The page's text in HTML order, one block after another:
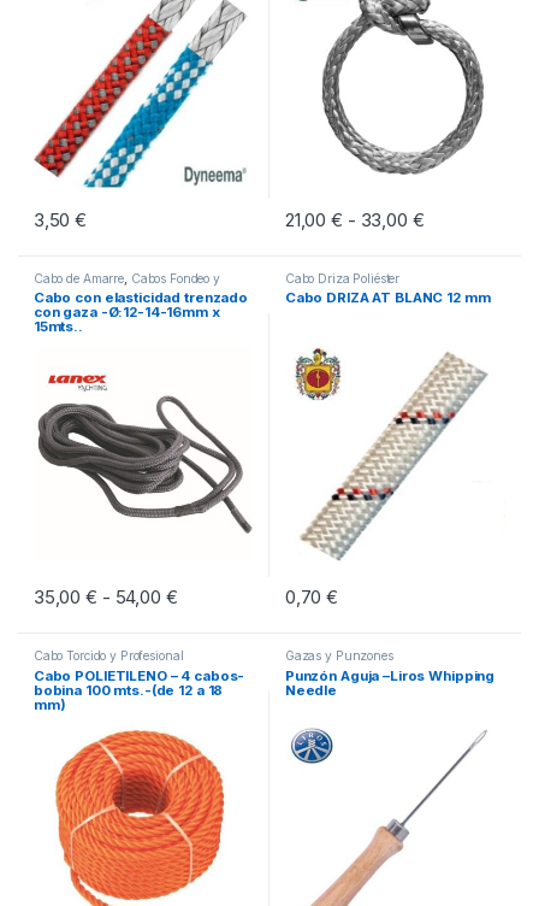
3,50€
Este producto tiene múltiples variantes. Las opciones se pueden
21,00€ - 33,00 €Rango de
Este producto tiene múltiples
Cabo de Amarre Cabos Fondeo y
Amarre
Cabo con elasticidad trenzado
con gaza -Ø:12-14-16mm x
15mts..
35,00€ - 54,00 €Rango de precios: desde 35,00 € hasta
Este producto tiene múltiples variantes. Las opciones se pueden
Cabo Driza Poliéster
Cabo DRIZA AT BLANC 12 mm
0,70€
Cabo Torcido y Profesional
Cabo POLIETILENO – 4 cabos-
bobina 100 mts.-(de 12 a 18
mm)
Gazas y Punzones
Punzón Aguja –Liros Whipping
Needle